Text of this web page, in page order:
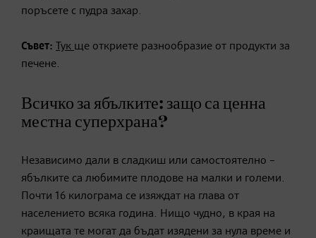
поръсете с пудра захар.
Съвет: Тук ще откриете разнообразие от продукти за
печене.
Всичко за ябълките: защо са ценна
местна суперхрана?
Независимо дали в сладкиш или самостоятелно –
ябълките са любимите плодове на малки и големи.
Почти 16 килограма се изяждат на глава от
населението всяка година. Нищо чудно, в края на
краищата те могат да бъдат изядени за нула време и